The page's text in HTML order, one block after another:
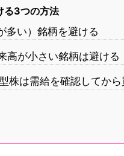
る3つの方法
多い）銘柄を避ける
高が小さい銘柄は避ける
株は需給を確認してから